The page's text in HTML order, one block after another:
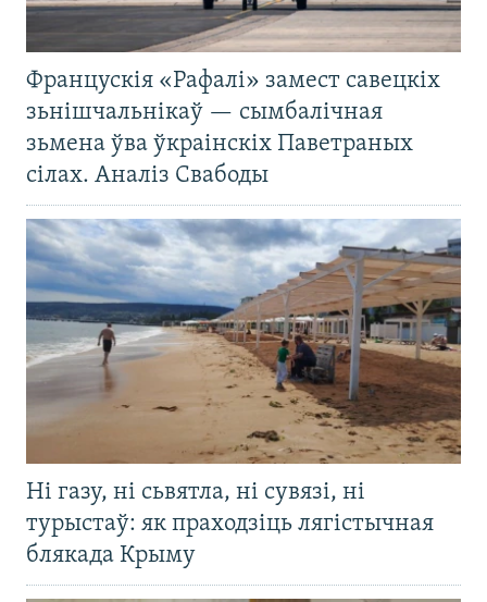
Францускія «Рафалі» замест савецкіх
зьнішчальнікаў — сымбалічная
зьмена ўва ўкраінскіх Паветраных
сілах. Аналіз Свабоды
Ні газу, ні сьвятла, ні сувязі, ні
турыстаў: як праходзіць лягістычная
блякада Крыму